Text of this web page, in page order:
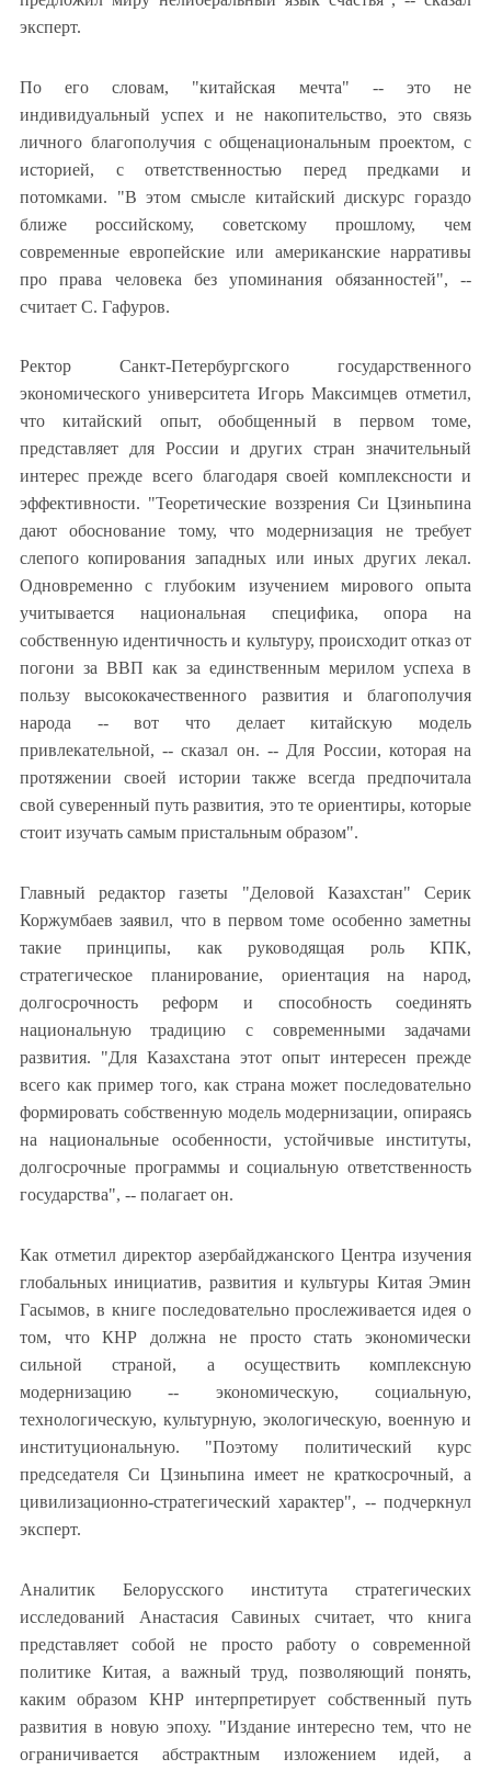
эксперт.
По его словам, "китайская мечта" -- это не
индивидуальный успех и не накопительство, это связь
личного благополучия с общенациональным проектом, с
историей, с ответственностью перед предками и
потомками. "В этом смысле китайский дискурс гораздо
ближе российскому, советскому прошлому, чем
современные европейские или американские нарративы
про права человека без упоминания обязанностей", --
считает С. Гафуров.
Ректор Санкт-Петербургского государственного
экономического университета Игорь Максимцев отметил,
что китайский опыт, обобщенный в первом томе,
представляет для России и других стран значительный
интерес прежде всего благодаря своей комплексности и
эффективности. "Теоретические воззрения Си Цзиньпина
дают обоснование тому, что модернизация не требует
слепого копирования западных или иных других лекал.
Одновременно с глубоким изучением мирового опыта
учитывается национальная специфика, опора на
собственную идентичность и культуру, происходит отказ от
погони за ВВП как за единственным мерилом успеха в
пользу высококачественного развития и благополучия
народа -- вот что делает китайскую модель
привлекательной, -- сказал он. -- Для России, которая на
протяжении своей истории также всегда предпочитала
свой суверенный путь развития, это те ориентиры, которые
стоит изучать самым пристальным образом".
Главный редактор газеты "Деловой Казахстан" Серик
Коржумбаев заявил, что в первом томе особенно заметны
такие принципы, как руководящая роль КПК,
стратегическое планирование, ориентация на народ,
долгосрочность реформ и способность соединять
национальную традицию с современными задачами
развития. "Для Казахстана этот опыт интересен прежде
всего как пример того, как страна может последовательно
формировать собственную модель модернизации, опираясь
на национальные особенности, устойчивые институты,
долгосрочные программы и социальную ответственность
государства", -- полагает он.
Как отметил директор азербайджанского Центра изучения
глобальных инициатив, развития и культуры Китая Эмин
Гасымов, в книге последовательно прослеживается идея о
том, что КНР должна не просто стать экономически
сильной страной, а осуществить комплексную
модернизацию -- экономическую, социальную,
технологическую, культурную, экологическую, военную и
институциональную. "Поэтому политический курс
председателя Си Цзиньпина имеет не краткосрочный, а
цивилизационно-стратегический характер", -- подчеркнул
эксперт.
Аналитик Белорусского института стратегических
исследований Анастасия Савиных считает, что книга
представляет собой не просто работу о современной
политике Китая, а важный труд, позволяющий понять,
каким образом КНР интерпретирует собственный путь
развития в новую эпоху. "Издание интересно тем, что не
ограничивается абстрактным изложением идей, а